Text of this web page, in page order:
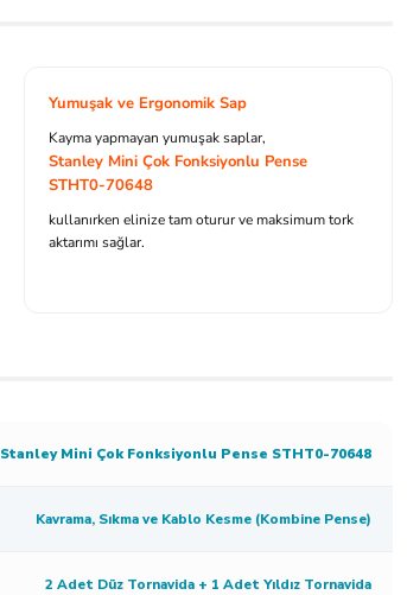
Yumuşak ve Ergonomik Sap
Kayma yapmayan yumuşak saplar,
Stanley Mini Çok Fonksiyonlu Pense
STHT0-70648
kullanırken elinize tam oturur ve maksimum tork
aktarımı sağlar.
Stanley Mini Çok Fonksiyonlu Pense STHT0-70648
Kavrama, Sıkma ve Kablo Kesme (Kombine Pense)
2 Adet Düz Tornavida + 1 Adet Yıldız Tornavida